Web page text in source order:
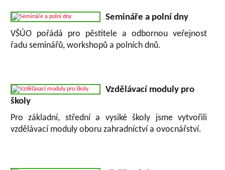
Semináře a polní dny
VŠÚO pořádá pro pěstitele a odbornou veřejnost
řadu seminářů, workshopů a polních dnů.
Vzdělávací moduly pro
školy
Pro základní, střední a vysiké školy jsme vytvořili
vzdělávací moduly oboru zahradníctví a ovocnářství.